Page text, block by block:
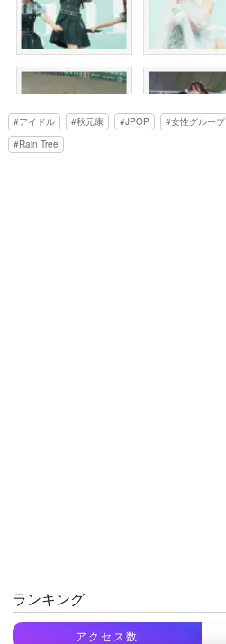
アイドル 秋元康 JPOP 女性グループ
Rain Tree
ランキング
アクセス数